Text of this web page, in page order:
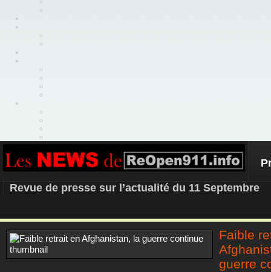
REOPEN911 – NEWS
Revue de presse sur l’actualité du 11 Septembre
Faible
guerre